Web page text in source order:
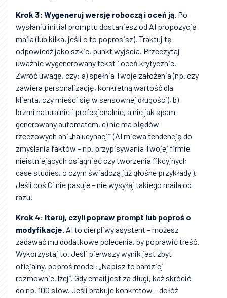
Krok 3: Wygeneruj wersję roboczą i oceń ją. Po
wysłaniu initial promptu dostaniesz od AI propozycję
maila (lub kilka, jeśli o to poprosisz). Traktuj tę
odpowiedź jako szkic, punkt wyjścia. Przeczytaj
uważnie wygenerowany tekst i oceń krytycznie.
Zwróć uwagę, czy: a) spełnia Twoje założenia (np. czy
zawiera personalizację, konkretną wartość dla
klienta, czy mieści się w sensownej długości), b)
brzmi naturalnie i profesjonalnie, a nie jak spam-
generowany automatem, c) nie ma błędów
rzeczowych ani „halucynacji” (AI miewa tendencję do
zmyślania faktów – np. przypisywania Twojej firmie
nieistniejących osiągnięć czy tworzenia fikcyjnych
case studies, o czym świadczą już głośne przykłady ).
Jeśli coś Ci nie pasuje – nie wysyłaj takiego maila od
razu!
Krok 4: Iteruj, czyli popraw prompt lub poproś o
modyfikacje. AI to cierpliwy asystent – możesz
zadawać mu dodatkowe polecenia, by poprawić treść.
Wykorzystaj to. Jeśli pierwszy wynik jest zbyt
oficjalny, poproś model: „Napisz to bardziej
rozmownie, lżej”. Gdy email jest za długi, każ skrócić
do np. 100 słów. Jeśli brakuje konkretów – dołóż